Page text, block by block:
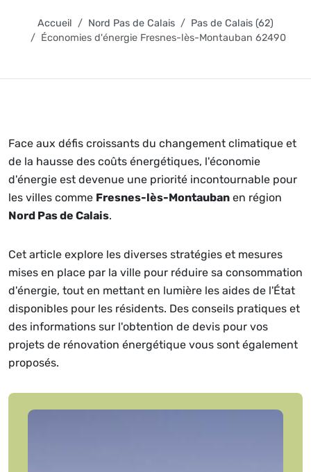
Accueil Nord Pas de Calais
Pas de Calais (62)
Économies d'énergie Fresnes-lès-Montauban 62490
Face aux défis croissants du changement climatique et
de la hausse des coûts énergétiques, l'économie
d'énergie est devenue une priorité incontournable pour
les villes comme Fresnes-lès-Montauban en région
Nord Pas de Calais.
Cet article explore les diverses stratégies et mesures
mises en place par la ville pour réduire sa consommation
d'énergie, tout en mettant en lumière les aides de l'État
disponibles pour les résidents. Des conseils pratiques et
des informations sur l'obtention de devis pour vos
projets de rénovation énergétique vous sont également
proposés.